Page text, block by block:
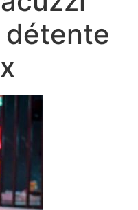
détente